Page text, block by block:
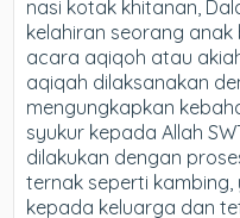
nasi kotak khitanan,
kelahiran seorang
acara aqiqoh atau
aqiqah dilaksanakan
mengungkapkan
syukur kepada Allah
dilakukan dengan
ternak seperti
kepada keluarga dan